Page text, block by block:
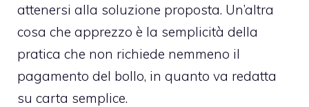
attenersi alla soluzione proposta. Un’altra
cosa che apprezzo è la semplicità della
pratica che non richiede nemmeno il
pagamento del bollo, in quanto va redatta
su carta semplice.